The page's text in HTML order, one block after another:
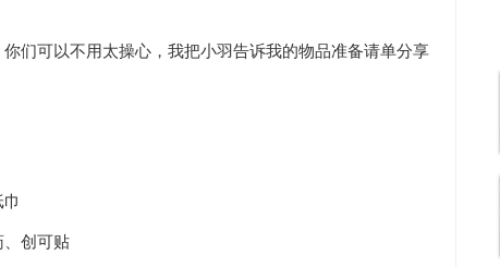
们可以不用太操心，我把小羽告诉我的物品准备请单分享
、创可贴